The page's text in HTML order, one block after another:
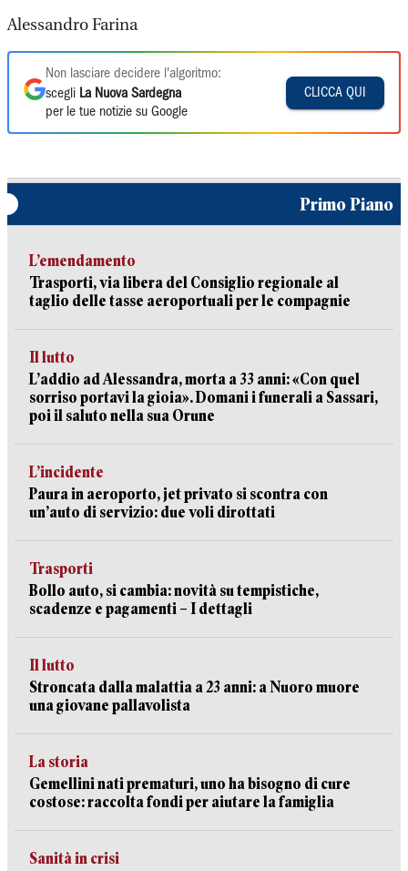
Alessandro Farina
Non lasciare decidere l'algoritmo:
scegli La Nuova Sardegna
per le tue notizie su Google
CLICCA QUI
Primo Piano
L’emendamento
Trasporti, via libera del Consiglio regionale al
taglio delle tasse aeroportuali per le compagnie
Il lutto
L’addio ad Alessandra, morta a 33 anni: «Con quel
sorriso portavi la gioia». Domani i funerali a Sassari,
poi il saluto nella sua Orune
L’incidente
Paura in aeroporto, jet privato si scontra con
un’auto di servizio: due voli dirottati
Trasporti
Bollo auto, si cambia: novità su tempistiche,
scadenze e pagamenti – I dettagli
Il lutto
Stroncata dalla malattia a 23 anni: a Nuoro muore
una giovane pallavolista
La storia
Gemellini nati prematuri, uno ha bisogno di cure
costose: raccolta fondi per aiutare la famiglia
Sanità in crisi